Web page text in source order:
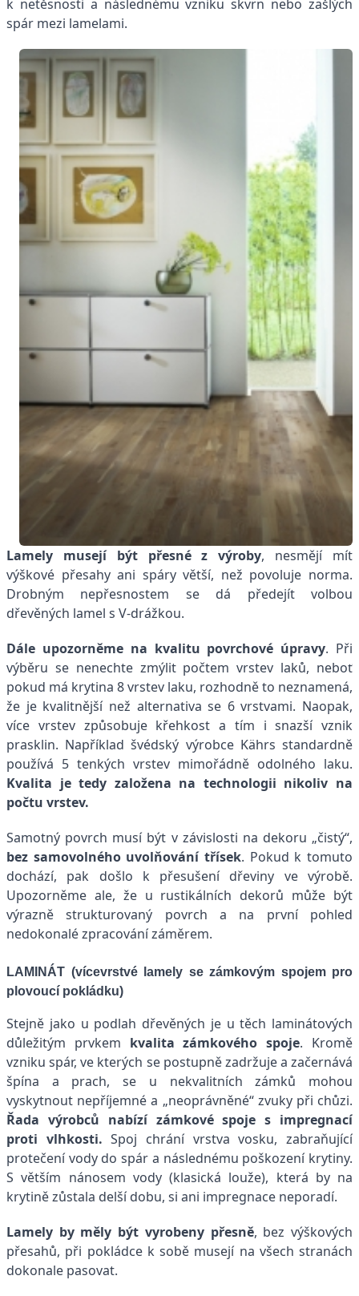
k netěsnosti a následnému vzniku skvrn nebo zašlých
spár mezi lamelami.
Lamely musejí být přesné z výroby, nesmějí mít
výškové přesahy ani spáry větší, než povoluje norma.
Drobným nepřesnostem se dá předejít volbou
dřevěných lamel s V-drážkou.
Dále upozorněme na kvalitu povrchové úpravy. Při
výběru se nenechte zmýlit počtem vrstev laků, neboť
pokud má krytina 8 vrstev laku, rozhodně to neznamená,
že je kvalitnější než alternativa se 6 vrstvami. Naopak,
více vrstev způsobuje křehkost a tím i snazší vznik
prasklin. Například švédský výrobce Kährs standardně
používá 5 tenkých vrstev mimořádně odolného laku.
Kvalita je tedy založena na technologii nikoliv na
počtu vrstev.
Samotný povrch musí být v závislosti na dekoru „čistý“,
bez samovolného uvolňování třísek. Pokud k tomuto
dochází, pak došlo k přesušení dřeviny ve výrobě.
Upozorněme ale, že u rustikálních dekorů může být
výrazně strukturovaný povrch a na první pohled
nedokonalé zpracování záměrem.
LAMINÁT (vícevrstvé lamely se zámkovým spojem pro
plovoucí pokládku)
Stejně jako u podlah dřevěných je u těch laminátových
důležitým prvkem kvalita zámkového spoje. Kromě
vzniku spár, ve kterých se postupně zadržuje a začernává
špína a prach, se u nekvalitních zámků mohou
vyskytnout nepříjemné a „neoprávněné“ zvuky při chůzi.
Řada výrobců nabízí zámkové spoje s impregnací
proti vlhkosti. Spoj chrání vrstva vosku, zabraňující
protečení vody do spár a následnému poškození krytiny.
S větším nánosem vody (klasická louže), která by na
krytině zůstala delší dobu, si ani impregnace neporadí.
Lamely by měly být vyrobeny přesně, bez výškových
přesahů, při pokládce k sobě musejí na všech stranách
dokonale pasovat.